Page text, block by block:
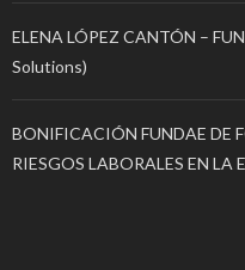
ELENA LÓPEZ CANTÓN –
Solutions)
BONIFICACIÓN FUNDAE DE
RIESGOS LABORALES EN LA